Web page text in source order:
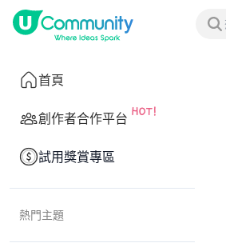
首頁
創作者合作平台
試用獎賞專區
熱門主題